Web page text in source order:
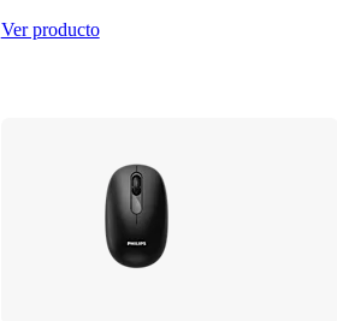
Ver producto